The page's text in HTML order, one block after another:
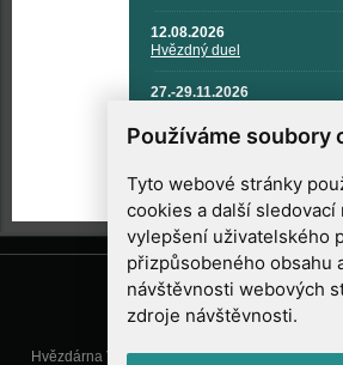
Používáme soubory
Tyto webové stránky
cookies a další sledovací
vylepšení uživatelského
přizpůsobeného obsahu
návštěvnosti webových
zdroje návštěvnosti.
12.08.2026
Hvězdný duel
27.-29.11.2026
TECHNIKA A KOSMICKÉ
TECHNOLOGIE
Hvězdárna Valašské Meziříčí, příspěvková